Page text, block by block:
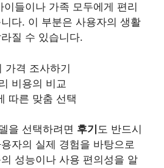
들이나 가족 모두에게 편리
다. 이 부분은 사용자의 생활
질 수 있습니다.
가격 조사하기
비용의 비교
따른 맞춤 선택
을 선택하려면 후기 도 반드시
자의 실제 경험을 바탕으로
성능이나 사용 편의성을 알